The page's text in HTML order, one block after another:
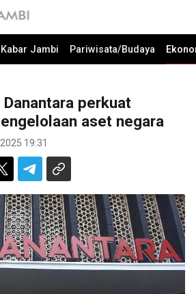
Kabar Jambi Pariwisata/Budaya
perkuat
aset negara
19:31